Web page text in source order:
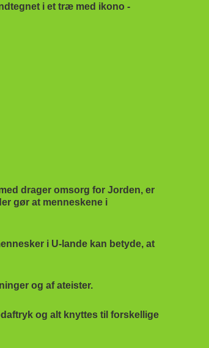
i et træ med ikono -
drager omsorg for Jorden, er
gør at menneskene i
i U-lande kan betyde, at
og af ateister.
og alt knyttes til forskellige